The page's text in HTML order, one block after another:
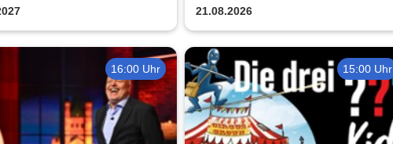
Handwerker im UrlaubOpen
Air
21.08.2026
16:00 Uhr 15:00 Uhr